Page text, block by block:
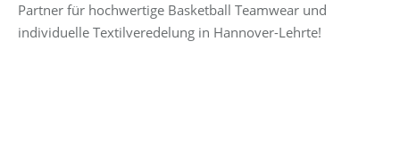
Partner für hochwertige Basketball Teamwear und
individuelle Textilveredelung in Hannover-Lehrte!